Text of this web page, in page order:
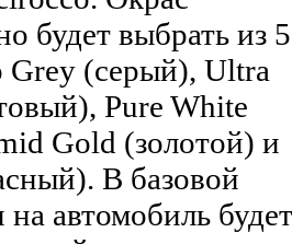
будет выбрать из 5
Grey (серый), Ultra
Pure White
Gold (золотой) и
В базовой
автомобиль будет